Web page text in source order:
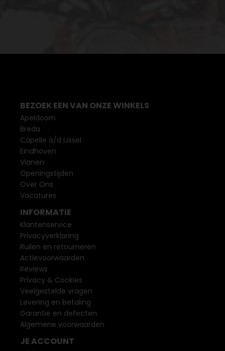
BEZOEK EEN VAN ONZE WINKELS
Apeldoorn
Breda
Capelle a/d IJssel
Eindhoven
Vianen
Openingstijden
Over Ons
Vacatures
INFORMATIE
Klantenservice
Privacyverklaring
Ruilen en retourneren
Actievoorwaarden
Reviews
Privacy & Cookies
Veelgestelde vragen
Levering en betaling
Garantie en defecten
Algemene voorwaarden
JE ACCOUNT